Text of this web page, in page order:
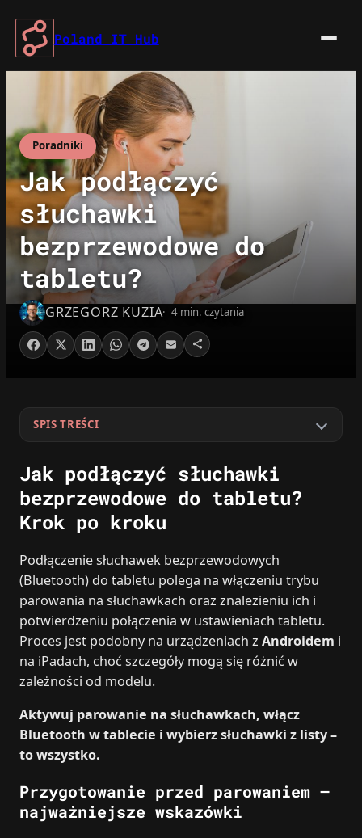
Przejdź
treści
Poland IT Hub
Poradniki
Jak podłączyć
słuchawki
bezprzewodowe do
tabletu?
GRZEGORZ KUZIA 4 min. czytania
SPIS TREŚCI
Jak podłączyć słuchawki
bezprzewodowe do tabletu?
Krok po kroku
Podłączenie słuchawek bezprzewodowych
(Bluetooth) do tabletu polega na włączeniu trybu
parowania na słuchawkach oraz znalezieniu ich i
potwierdzeniu połączenia w ustawieniach tabletu.
Proces jest podobny na urządzeniach z Androidem i
na iPadach, choć szczegóły mogą się różnić w
zależności od modelu.
Aktywuj parowanie na słuchawkach, włącz
Bluetooth w tablecie i wybierz słuchawki z listy –
to wszystko.
Przygotowanie przed parowaniem –
najważniejsze wskazówki